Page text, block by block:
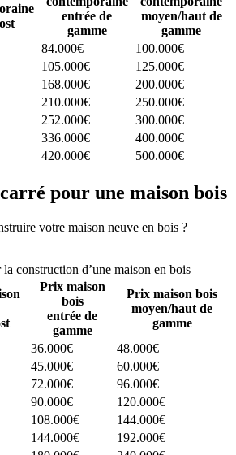
entrée de
gamme
moyen/haut de
gamme
84.000€
100.000€
105.000€
125.000€
168.000€
200.000€
210.000€
250.000€
252.000€
300.000€
336.000€
400.000€
420.000€ 500.000€
pour une maison bois
votre maison neuve en bois ?
construction d’une maison en bois
Prix maison
bois
entrée de
gamme
Prix maison bois
moyen/haut de
gamme
36.000€
48.000€
45.000€
60.000€
72.000€
96.000€
90.000€
120.000€
108.000€
144.000€
144.000€
192.000€